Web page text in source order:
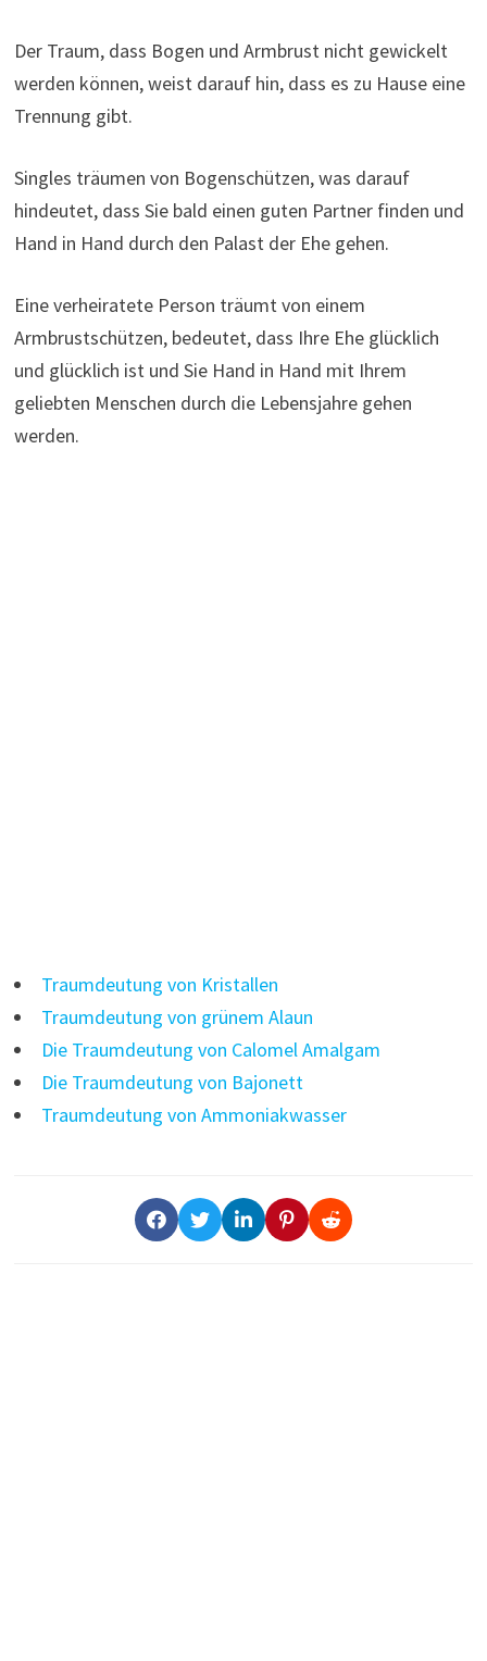
Der Traum, dass Bogen und Armbrust nicht gewickelt
werden können, weist darauf hin, dass es zu Hause eine
Trennung gibt.
Singles träumen von Bogenschützen, was darauf
hindeutet, dass Sie bald einen guten Partner finden und
Hand in Hand durch den Palast der Ehe gehen.
Eine verheiratete Person träumt von einem
Armbrustschützen, bedeutet, dass Ihre Ehe glücklich
und glücklich ist und Sie Hand in Hand mit Ihrem
geliebten Menschen durch die Lebensjahre gehen
werden.
Traumdeutung von Kristallen
Traumdeutung von grünem Alaun
Die Traumdeutung von Calomel Amalgam
Die Traumdeutung von Bajonett
Traumdeutung von Ammoniakwasser